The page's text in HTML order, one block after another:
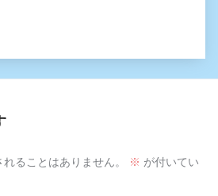
ることはありません。 ※ が付いてい